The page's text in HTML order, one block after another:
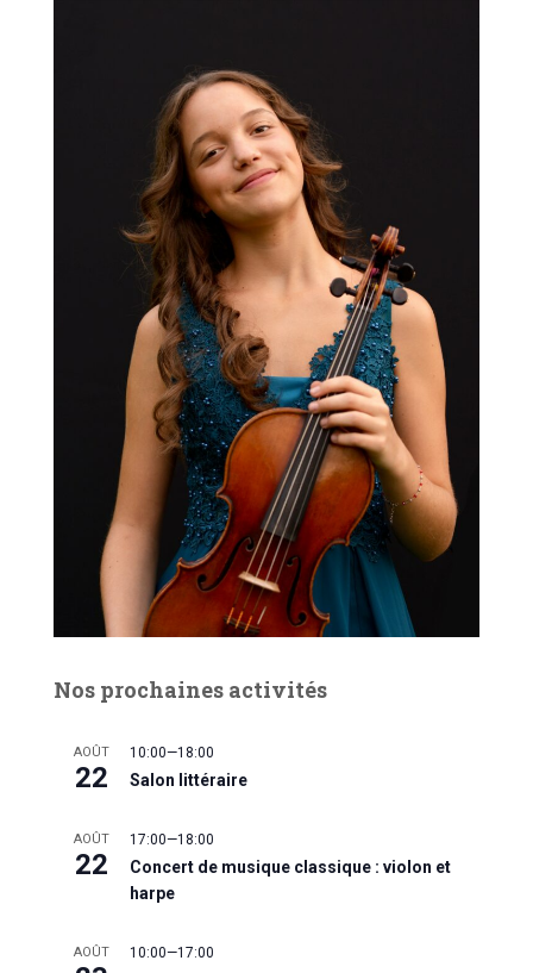
Nos prochaines activités
AOÛT
22
10:00—18:00
Salon littéraire
AOÛT
22
17:00—18:00
Concert de musique classique : violon et
harpe
AOÛT 10:00—17:00